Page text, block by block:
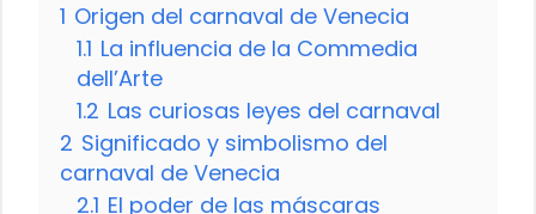
1 Origen del carnaval de Venecia
1.1 La influencia de la Commedia
dell’Arte
1.2 Las curiosas leyes del carnaval
2 Significado y simbolismo del
carnaval de Venecia
2.1 El poder de las máscaras